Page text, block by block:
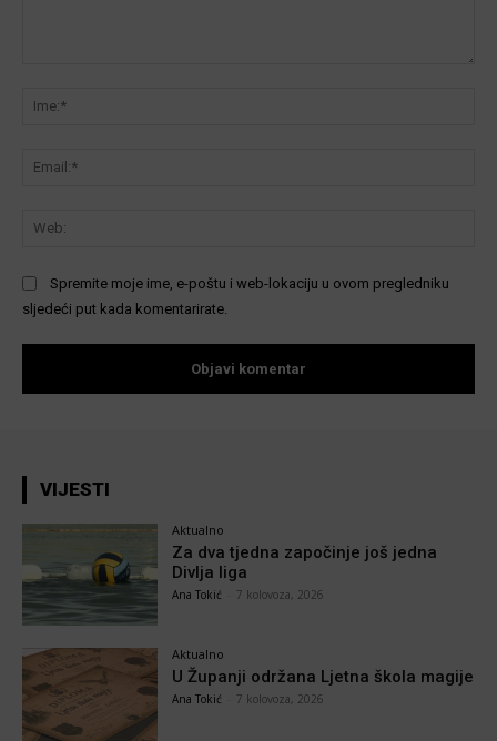
Spremite moje ime, e-poštu i web-lokaciju u ovom pregledniku
sljedeći put kada komentarirate.
VIJESTI
Aktualno
Za dva tjedna započinje još jedna
Divlja liga
Ana Tokić 7 kolovoza, 2026
Aktualno
U Županji održana Ljetna škola magije
Ana Tokić 7 kolovoza, 2026